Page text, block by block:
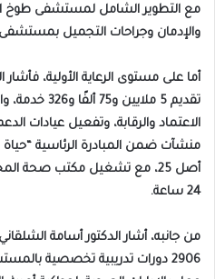
مع التطوير الشامل لمستشفى طوخ
والإدمان وجراحات التجميل بمستشفى
أما على مستوى الرعاية الأولية، فأشار
أصل 25، مع تشغيل مكتب صحة
24 ساعة.
من جانبه، أشار الدكتور أسامة